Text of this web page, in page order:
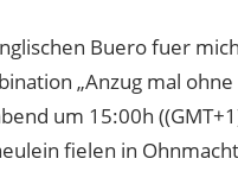
Buero fuer
„Anzug mal
um 15:00h
fielen in